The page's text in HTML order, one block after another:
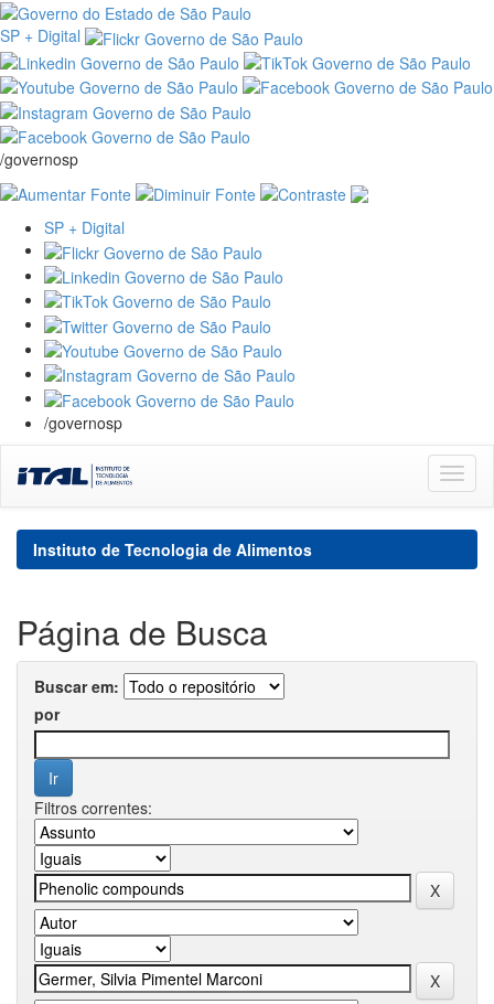
SP + Digital
/governosp
SP + Digital
/governosp
navigation
Instituto de Tecnologia de Alimentos
Página de Busca
Buscar em:
por
Filtros correntes: